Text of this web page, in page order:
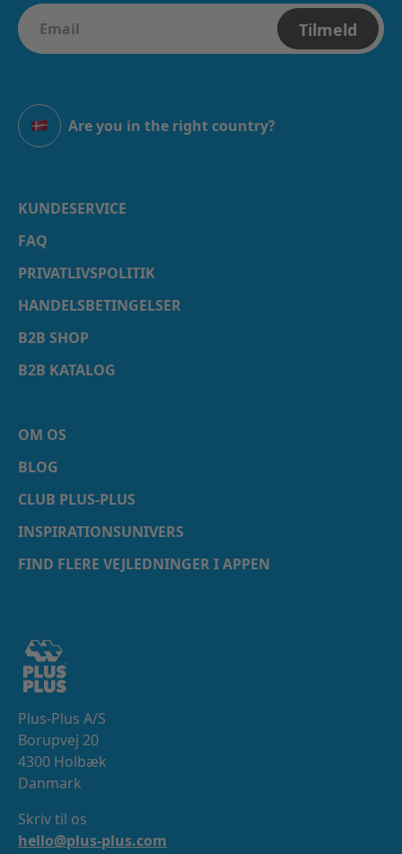
Plus-Plus A/S
Borupvej 20
4300 Holbæk
Danmark
Skriv til os
hello@plus-plus.com
KUNDESERVICE
FAQ
PRIVATLIVSPOLITIK
HANDELSBETINGELSER
B2B SHOP
B2B KATALOG
OM OS
BLOG
CLUB PLUS-PLUS
INSPIRATIONSUNIVERS
FIND FLERE VEJLEDNINGER I APPEN
Tilmeld
Danmark
Are you in the right country?